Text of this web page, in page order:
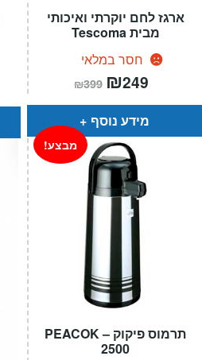
ארגז לחם יוקרתי ואיכותי
מבית Tescoma
חסר במלאי
₪399 המחיר
המקורי
היה:
₪399.
₪249
הוא:
מידע נוסף
תרמוס פיקוק – PEACOK
2500
מבצע!